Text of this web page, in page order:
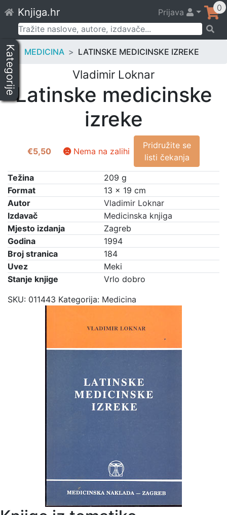
to
content
Knjiga.hr Prijava 0
Pretraži:
Kategorije MEDICINA LATINSKE MEDICINSKE IZREKE
Vladimir Loknar
Latinske medicinske
izreke
€5,50 Nema na zalihi
Pridružite se
listi čekanja
Težina
209 g
Format
13 × 19 cm
Autor
Vladimir Loknar
Izdavač
Medicinska knjiga
Mjesto izdanja
Zagreb
Godina
1994
Broj stranica
184
Uvez
Meki
Stanje knjige
Vrlo dobro
SKU: 011443 Kategorija: Medicina